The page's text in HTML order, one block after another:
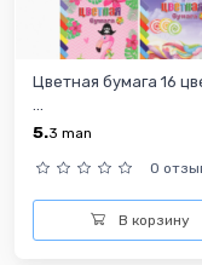
Цветная бумага 16
5.3 man
0
В корзину